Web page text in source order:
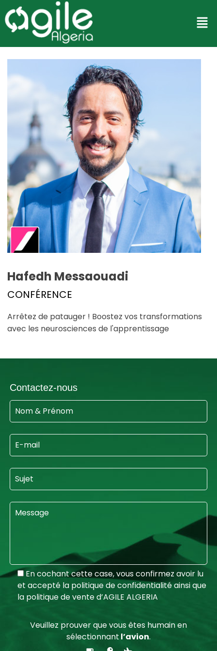
Hafedh Messaouadi
CONFÉRENCE
Arrêtez de patauger ! Boostez vos transformations
avec les neurosciences de l'apprentissage
Contactez-nous
En cochant cette case, vous confirmez avoir lu
et accepté la politique de confidentialité ainsi que
la politique de vente d’AGILE ALGERIA
Veuillez prouver que vous êtes humain en
sélectionnant l’avion.